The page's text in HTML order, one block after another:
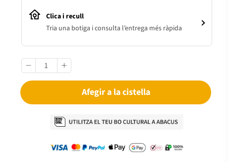
Clica i recull
Tria una botiga i consulta l’entrega més ràpida
Afegir a la cistella